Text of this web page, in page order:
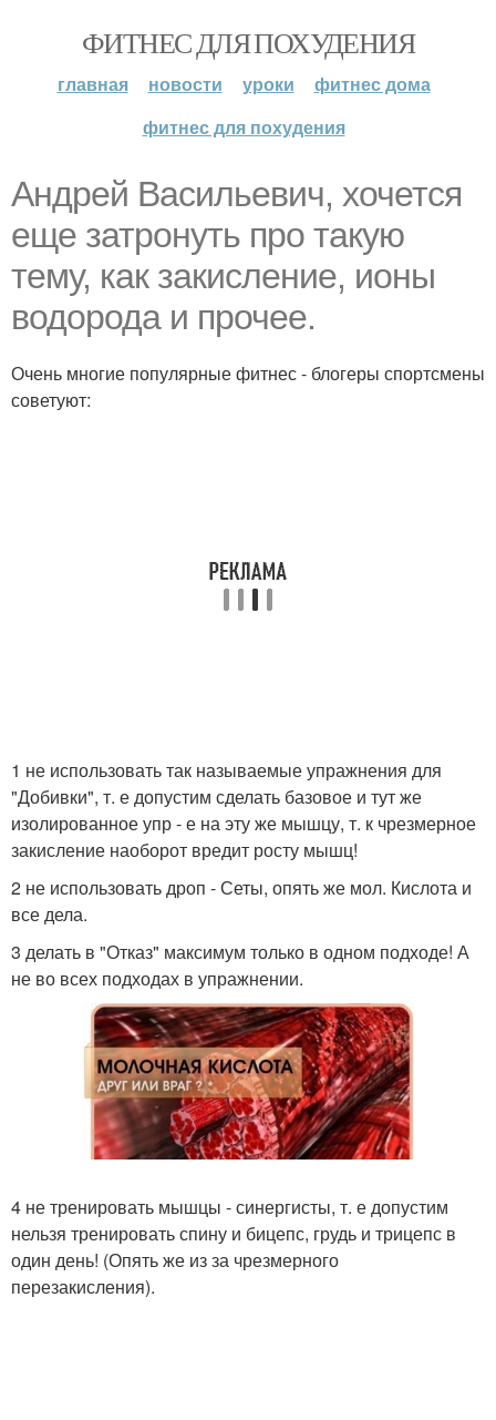
ФИТНЕС ДЛЯ ПОХУДЕНИЯ
главная новости уроки
фитнес дома
фитнес для похудения
Андрей Васильевич, хочется
еще затронуть про такую
тему, как закисление, ионы
водорода и прочее.
Очень многие популярные фитнес - блогеры спортсмены
советуют:
1 не использовать так называемые упражнения для
"Добивки", т. е допустим сделать базовое и тут же
изолированное упр - е на эту же мышцу, т. к чрезмерное
закисление наоборот вредит росту мышц!
2 не использовать дроп - Сеты, опять же мол. Кислота и
все дела.
3 делать в "Отказ" максимум только в одном подходе! А
не во всех подходах в упражнении.
4 не тренировать мышцы - синергисты, т. е допустим
нельзя тренировать спину и бицепс, грудь и трицепс в
один день! (Опять же из за чрезмерного
перезакисления).